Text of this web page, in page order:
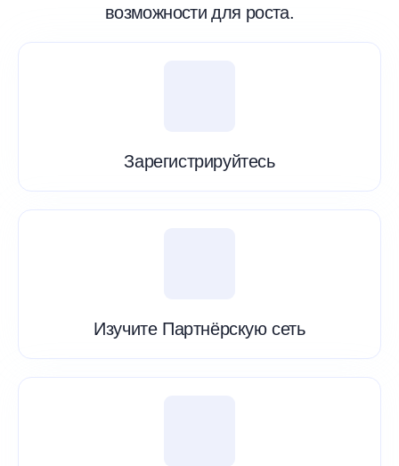
возможности для роста.
Зарегистрируйтесь
Изучите Партнёрскую сеть